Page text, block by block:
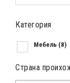
Категория
Мебель (8)
Страна